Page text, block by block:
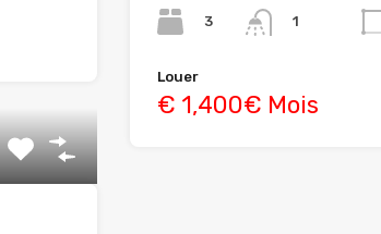
3
1
Louer
€ 1,400€ Mois